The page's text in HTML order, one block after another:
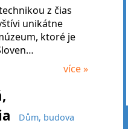
z čias
unikátne
ktoré je
více »
Dům, budova